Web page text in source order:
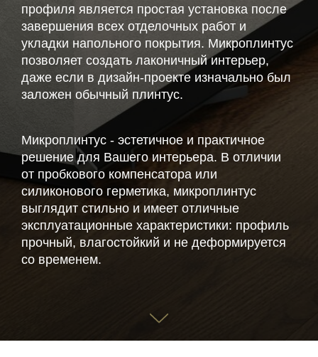
профиля является простая установка после
завершения всех отделочных работ и
укладки напольного покрытия. Микроплинтус
позволяет создать лаконичный интерьер,
даже если в дизайн-проекте изначально был
заложен обычный плинтус.
Микроплинтус - эстетичное и практичное
решение для Вашего интерьера. В отличии
от пробкового компенсатора или
силиконового герметика, микроплинтус
выглядит стильно и имеет отличные
эксплуатационные характеристики: профиль
прочный, влагостойкий и не деформируется
со временем.